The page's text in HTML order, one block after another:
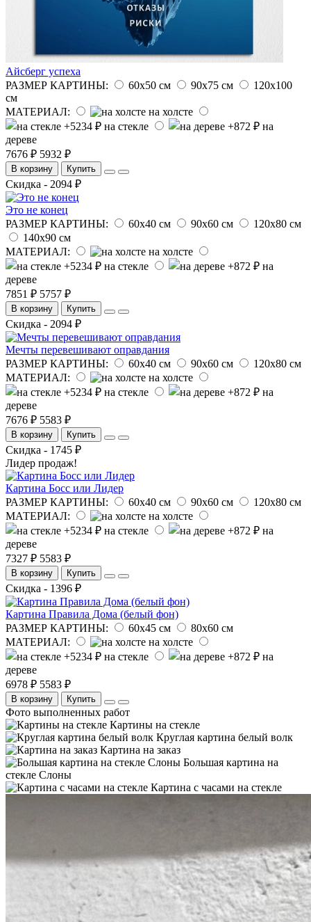
Айсберг успеха
РАЗМЕР КАРТИНЫ:
60х50 см 90х75 см
120х100
см
МАТЕРИАЛ:
на холсте
на стекле
на
дереве
7676 ₽ 5932 ₽
В корзину Купить
Скидка - 2094 ₽
Это не конец
РАЗМЕР КАРТИНЫ:
60х40 см 90х60 см
120х80 см
140х90 см
МАТЕРИАЛ:
на холсте
на стекле
на
дереве
7851 ₽ 5757 ₽
В корзину Купить
Скидка - 2094 ₽
Мечты перевешивают оправдания
РАЗМЕР КАРТИНЫ:
60х40 см 90х60 см
120х80 см
МАТЕРИАЛ:
на холсте
на стекле
на
дереве
7676 ₽ 5583 ₽
В корзину Купить
Скидка - 1745 ₽
Лидер продаж!
Картина Босс или Лидер
РАЗМЕР КАРТИНЫ:
60х40 см 90х60 см
120х80 см
МАТЕРИАЛ:
на холсте
на стекле
на
дереве
7327 ₽ 5583 ₽
В корзину Купить
Скидка - 1396 ₽
Картина Правила Дома (белый фон)
РАЗМЕР КАРТИНЫ:
60х45 см
80х60 см
МАТЕРИАЛ:
на холсте
на стекле
на
дереве
6978 ₽ 5583 ₽
В корзину Купить
Фото выполненных работ
Картины на стекле
Круглая картина белый волк
Картина на заказ
Большая картина на
стекле Слоны
Картина с часами на стекле